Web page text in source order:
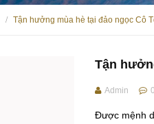
/ Tận hưởng mùa hè tại đảo ngọc Cô
Tận
Admin 0
Được mệnh